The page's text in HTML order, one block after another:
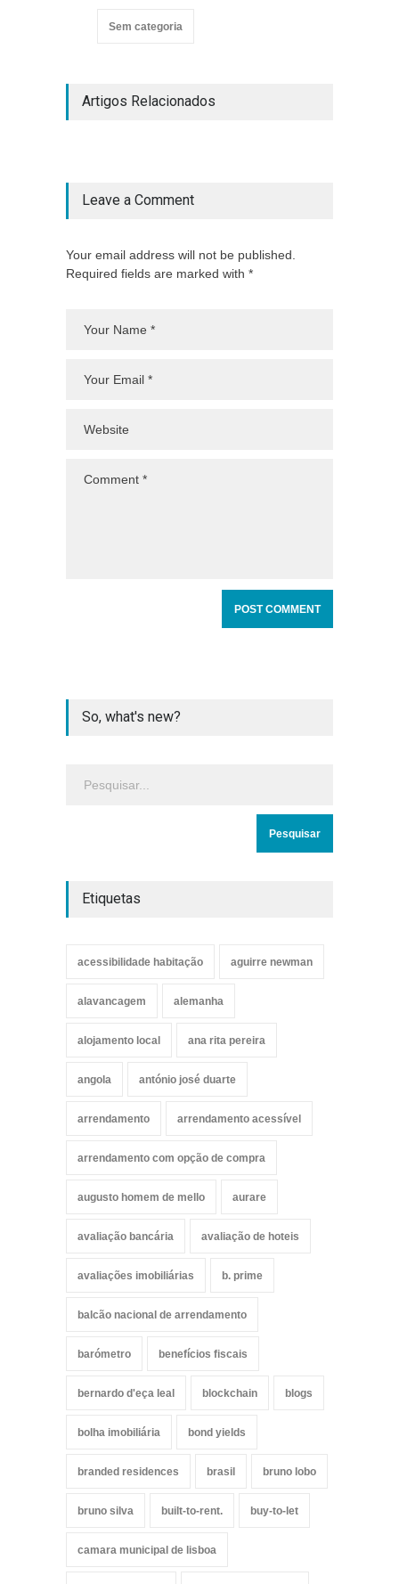
Sem categoria
Artigos Relacionados
Leave a Comment
Your email address will not be published.
Required fields are marked with *
So, what's new?
Etiquetas
acessibilidade habitação aguirre newman
alavancagem alemanha
alojamento local ana rita pereira
angola antónio josé duarte
arrendamento arrendamento acessível
arrendamento com opção de compra
augusto homem de mello aurare
avaliação bancária avaliação de hoteis
avaliações imobiliárias b. prime
balcão nacional de arrendamento
barómetro benefícios fiscais
bernardo d'eça leal blockchain blogs
bolha imobiliária bond yields
branded residences brasil bruno lobo
bruno silva built-to-rent. buy-to-let
camara municipal de lisboa